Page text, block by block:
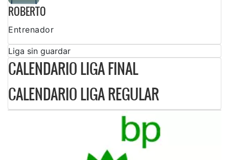
ROBERTO
Entrenador
Liga sin guardar
CALENDARIO LIGA FINAL
CALENDARIO LIGA REGULAR